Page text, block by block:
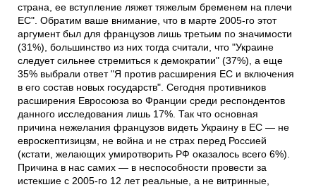
страна, ее вступление ляжет тяжелым бременем на плечи
ЕС". Обратим ваше внимание, что в марте 2005-го этот
аргумент был для французов лишь третьим по значимости
(31%), большинство из них тогда считали, что "Украине
следует сильнее стремиться к демократии" (37%), а еще
35% выбрали ответ "Я против расширения ЕС и включения
в его состав новых государств". Сегодня противников
расширения Евросоюза во Франции среди респондентов
данного исследования лишь 17%. Так что основная
причина нежелания французов видеть Украину в ЕС — не
евроскептизицзм, не война и не страх перед Россией
(кстати, желающих умиротворить РФ оказалось всего 6%).
Причина в нас самих — в неспособности провести за
истекшие с 2005-го 12 лет реальные, а не витринные,